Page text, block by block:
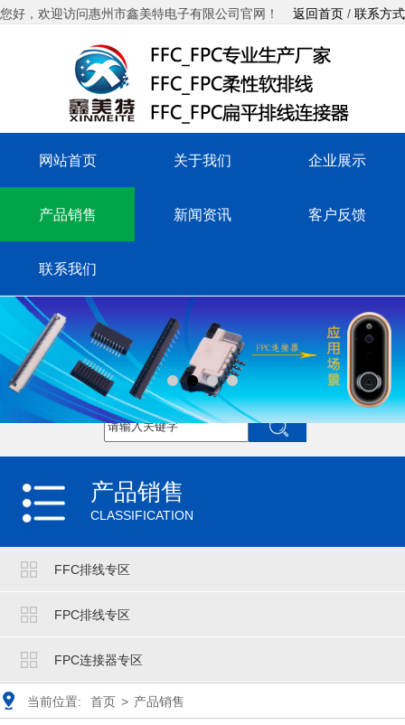
您好，欢迎访问惠州市鑫美特电子有限公司官网！ 返回首页 / 联系方式
网站首页 关于我们 企业展示
产品销售 新闻资讯 客户反馈
联系我们
产品销售
CLASSIFICATION
FFC排线专区
FPC排线专区
FPC连接器专区
当前位置: 首页 > 产品销售